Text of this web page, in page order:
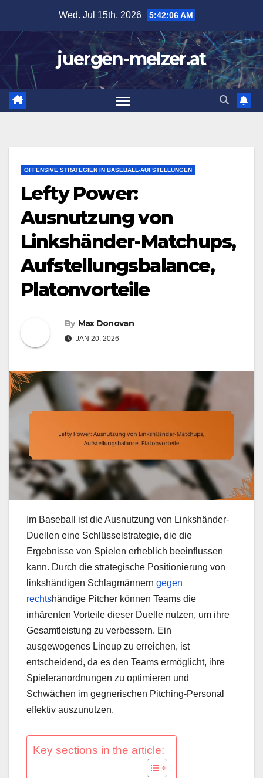
content
Wed. Jul 15th, 2026 5:42:07 AM
juergen-melzer.at
OFFENSIVE STRATEGIEN IN BASEBALL-AUFSTELLUNGEN
Lefty Power:
Ausnutzung von
Linkshänder-Matchups,
Aufstellungsbalance,
Platonvorteile
By Max Donovan
JAN 20, 2026
Im Baseball ist die Ausnutzung von Linkshänder-
Duellen eine Schlüsselstrategie, die die
Ergebnisse von Spielen erheblich beeinflussen
kann. Durch die strategische Positionierung von
linkshändigen Schlagmännern gegen
rechtshändige Pitcher können Teams die
inhärenten Vorteile dieser Duelle nutzen, um ihre
Gesamtleistung zu verbessern. Ein
ausgewogenes Lineup zu erreichen, ist
entscheidend, da es den Teams ermöglicht, ihre
Spieleranordnungen zu optimieren und
Schwächen im gegnerischen Pitching-Personal
effektiv auszunutzen.
Key sections in the article: